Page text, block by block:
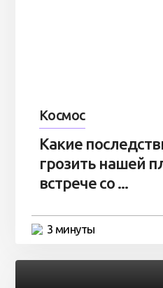
Космос
Какие
грозить нашей
встрече со ...
3 минуты